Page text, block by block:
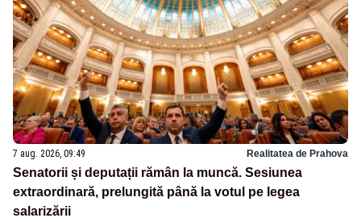
7 aug. 2026, 09:49 Realitatea de Prahova
Senatorii și deputații rămân la muncă. Sesiunea
extraordinară, prelungită până la votul pe legea
salarizării